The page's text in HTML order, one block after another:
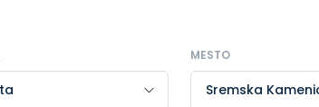
MESTO